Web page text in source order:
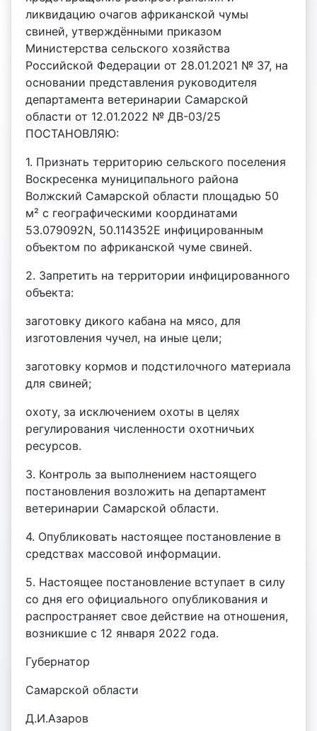
ликвидацию очагов африканской чумы
свиней, утверждёнными приказом
Министерства сельского хозяйства
Российской Федерации от 28.01.2021 № 37, на
основании представления руководителя
департамента ветеринарии Самарской
области от 12.01.2022 № ДВ-03/25
ПОСТАНОВЛЯЮ:
1. Признать территорию сельского поселения
Воскресенка муниципального района
Волжский Самарской области площадью 50
м² с географическими координатами
53.079092N, 50.114352E инфицированным
объектом по африканской чуме свиней.
2. Запретить на территории инфицированного
объекта:
заготовку дикого кабана на мясо, для
изготовления чучел, на иные цели;
заготовку кормов и подстилочного материала
для свиней;
охоту, за исключением охоты в целях
регулирования численности охотничьих
ресурсов.
3. Контроль за выполнением настоящего
постановления возложить на департамент
ветеринарии Самарской области.
4. Опубликовать настоящее постановление в
средствах массовой информации.
5. Настоящее постановление вступает в силу
со дня его официального опубликования и
распространяет свое действие на отношения,
возникшие с 12 января 2022 года.
Губернатор
Самарской области
Д.И.Азаров